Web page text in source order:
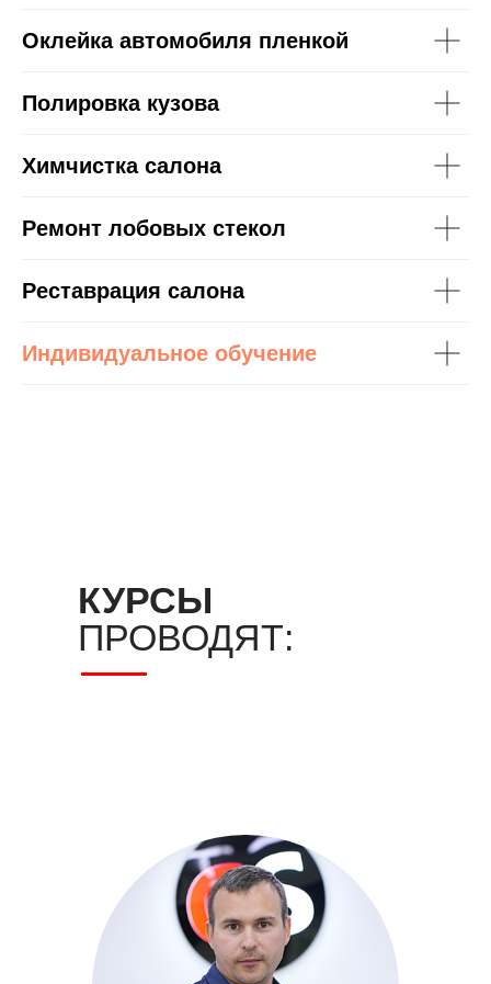
Оклейка автомобиля пленкой
Полировка кузова
Химчистка салона
Ремонт лобовых стекол
Реставрация салона
Индивидуальное обучение
КУРСЫ
ПРОВОДЯТ: